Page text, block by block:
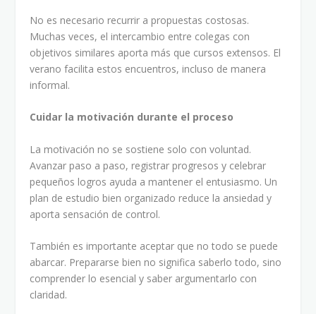
No es necesario recurrir a propuestas costosas.
Muchas veces, el intercambio entre colegas con
objetivos similares aporta más que cursos extensos. El
verano facilita estos encuentros, incluso de manera
informal.
Cuidar la motivación durante el proceso
La motivación no se sostiene solo con voluntad.
Avanzar paso a paso, registrar progresos y celebrar
pequeños logros ayuda a mantener el entusiasmo. Un
plan de estudio bien organizado reduce la ansiedad y
aporta sensación de control.
También es importante aceptar que no todo se puede
abarcar. Prepararse bien no significa saberlo todo, sino
comprender lo esencial y saber argumentarlo con
claridad.